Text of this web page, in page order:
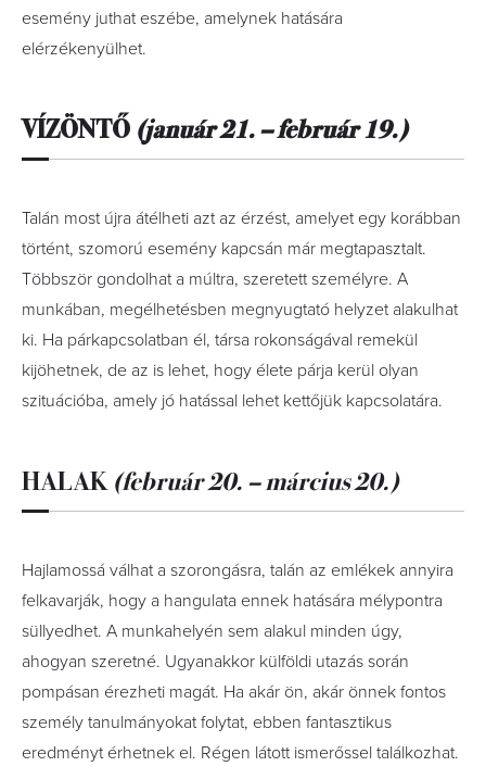
esemény juthat eszébe, amelynek hatására
elérzékenyülhet.
VÍZÖNTŐ (január 21. – február 19.)
Talán most újra átélheti azt az érzést, amelyet egy korábban
történt, szomorú esemény kapcsán már megtapasztalt.
Többször gondolhat a múltra, szeretett személyre. A
munkában, megélhetésben megnyugtató helyzet alakulhat
ki. Ha párkapcsolatban él, társa rokonságával remekül
kijöhetnek, de az is lehet, hogy élete párja kerül olyan
szituációba, amely jó hatással lehet kettőjük kapcsolatára.
HALAK (február 20. – március 20.)
Hajlamossá válhat a szorongásra, talán az emlékek annyira
felkavarják, hogy a hangulata ennek hatására mélypontra
süllyedhet. A munkahelyén sem alakul minden úgy,
ahogyan szeretné. Ugyanakkor külföldi utazás során
pompásan érezheti magát. Ha akár ön, akár önnek fontos
személy tanulmányokat folytat, ebben fantasztikus
eredményt érhetnek el. Régen látott ismerőssel találkozhat.